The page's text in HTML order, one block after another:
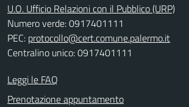
U.O. Ufficio Relazioni con il Pubblico (URP)
Numero verde: 0917401111
PEC: protocollo@cert.comune.palermo.it
Centralino unico: 0917401111
Leggi le FAQ
Prenotazione appuntamento